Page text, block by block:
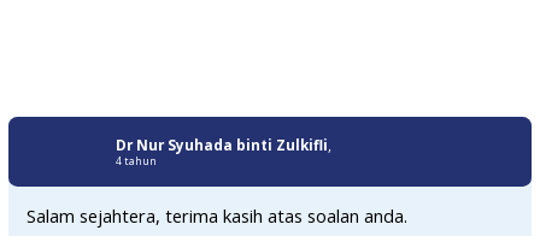
Dr Nur Syuhada binti Zulkifli
4 tahun
Salam sejahtera, terima kasih atas soalan anda.